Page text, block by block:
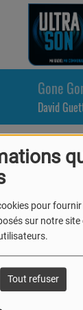
pour fournir
sur notre site
Tout refuser
Gone
David